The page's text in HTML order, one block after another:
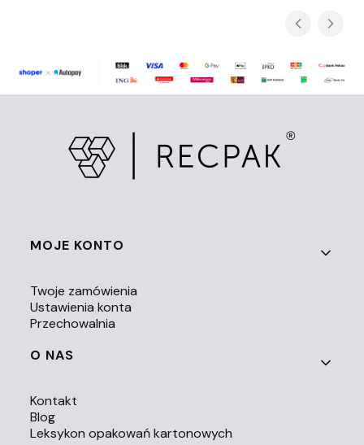
Linki w stopce
MOJE KONTO
Twoje zamówienia
Ustawienia konta
Przechowalnia
O NAS
Kontakt
Blog
Leksykon opakowań kartonowych